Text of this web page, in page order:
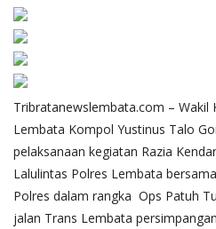
Tribratanewslembata.com – Wakil
Lembata Kompol Yustinus Talo
pelaksanaan kegiatan Razia
Lalulintas Polres Lembata
Polres dalam rangka Ops Patuh
jalan Trans Lembata